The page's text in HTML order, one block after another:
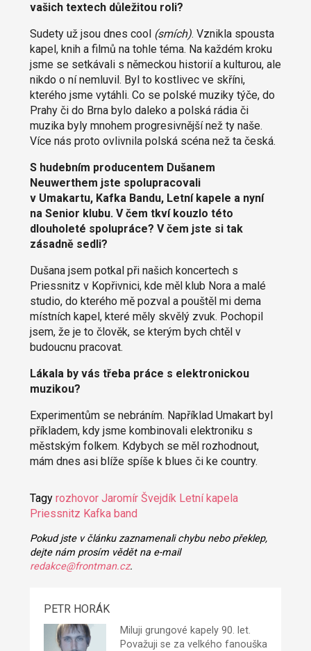
vašich textech důležitou roli?
Sudety už jsou dnes cool (smích). Vznikla spousta
kapel, knih a filmů na tohle téma. Na každém kroku
jsme se setkávali s německou historií a kulturou, ale
nikdo o ní nemluvil. Byl to kostlivec ve skříni,
kterého jsme vytáhli. Co se polské muziky týče, do
Prahy či do Brna bylo daleko a polská rádia či
muzika byly mnohem progresivnější než ty naše.
Více nás proto ovlivnila polská scéna než ta česká.
S hudebním producentem Dušanem
Neuwerthem jste spolupracovali
v Umakartu, Kafka Bandu, Letní kapele a nyní
na Senior klubu. V čem tkví kouzlo této
dlouholeté spolupráce? V čem jste si tak
zásadně sedli?
Dušana jsem potkal při našich koncertech s
Priessnitz v Kopřivnici, kde měl klub Nora a malé
studio, do kterého mě pozval a pouštěl mi dema
místních kapel, které měly skvělý zvuk. Pochopil
jsem, že je to člověk, se kterým bych chtěl v
budoucnu pracovat.
Lákala by vás třeba práce s elektronickou
muzikou?
Experimentům se nebráním. Například Umakart byl
příkladem, kdy jsme kombinovali elektroniku s
městským folkem. Kdybych se měl rozhodnout,
mám dnes asi blíže spíše k blues či ke country.
Tagy rozhovor Jaromír Švejdík Letní kapela
Priessnitz Kafka band
Pokud jste v článku zaznamenali chybu nebo překlep,
dejte nám prosím vědět na e-mail
redakce@frontman.cz.
PETR HORÁK
Miluji grungové kapely 90. let.
Považuji se za velkého fanouška